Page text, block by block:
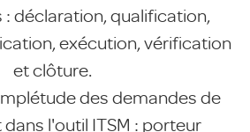
déclaration, qualification,
exécution, vérification
et clôture.
des demandes de
l'outil ITSM : porteur